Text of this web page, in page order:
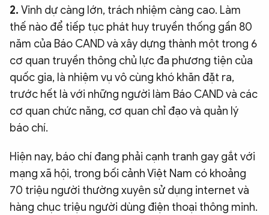
2. Vinh dự càng lớn, trách nhiệm càng cao. Làm
thế nào để tiếp tục phát huy truyền thống gần 80
năm của Báo CAND và xây dựng thành một trong 6
cơ quan truyền thông chủ lực đa phương tiện của
quốc gia, là nhiệm vụ vô cùng khó khăn đặt ra,
trước hết là với những người làm Báo CAND và các
cơ quan chức năng, cơ quan chỉ đạo và quản lý
báo chí.
Hiện nay, báo chí đang phải cạnh tranh gay gắt với
mạng xã hội, trong bối cảnh Việt Nam có khoảng
70 triệu người thường xuyên sử dụng internet và
hàng chục triệu người dùng điện thoại thông minh.